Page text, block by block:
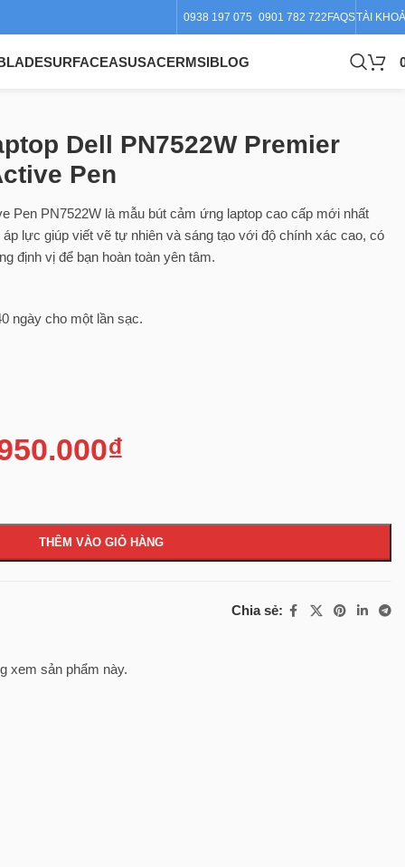
0938 197 075 0901 782 722 FAQSTÀI
SURFACEASUSACERMSIBLOG
Dell PN7522W Premier
Pen
Pen PN7522W là mẫu bút cảm ứng laptop cao cấp mới nhất
lực giúp viết vẽ tự nhiên và sáng tạo với độ chính xác cao, có
định vị để bạn hoàn toàn yên tâm.
ngày cho một lần sạc.
₫
THÊM VÀO GIỎ HÀNG
Chia sẻ:
xem sản phẩm này.